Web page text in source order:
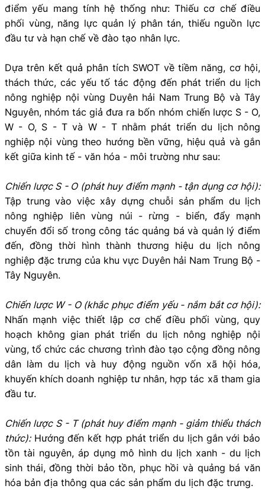
điểm yếu mang tính hệ thống như: Thiếu cơ chế điều
phối vùng, năng lực quản lý phân tán, thiếu nguồn lực
đầu tư và hạn chế về đào tạo nhân lực.
Dựa trên kết quả phân tích SWOT về tiềm năng, cơ hội,
thách thức, các yếu tố tác động đến phát triển du lịch
nông nghiệp nội vùng Duyên hải Nam Trung Bộ và Tây
Nguyên, nhóm tác giả đưa ra bốn nhóm chiến lược S - O,
W - O, S - T và W - T nhằm phát triển du lịch nông
nghiệp nội vùng theo hướng bền vững, hiệu quả và gắn
kết giữa kinh tế - văn hóa - môi trường như sau:
Chiến lược S - O (phát huy điểm mạnh - tận dụng cơ hội):
Tập trung vào việc xây dựng chuỗi sản phẩm du lịch
nông nghiệp liên vùng núi - rừng - biển, đẩy mạnh
chuyển đổi số trong công tác quảng bá và quản lý điểm
đến, đồng thời hình thành thương hiệu du lịch nông
nghiệp đặc trưng của khu vực Duyên hải Nam Trung Bộ -
Tây Nguyên.
Chiến lược W - O (khắc phục điểm yếu - nắm bắt cơ hội):
Nhấn mạnh việc thiết lập cơ chế điều phối vùng, quy
hoạch không gian phát triển du lịch nông nghiệp nội
vùng, tổ chức các chương trình đào tạo cộng đồng nông
dân làm du lịch và huy động nguồn vốn xã hội hóa,
khuyến khích doanh nghiệp tư nhân, hợp tác xã tham gia
đầu tư.
Chiến lược S - T (phát huy điểm mạnh - giảm thiểu thách
thức):Hướng đến kết hợp phát triển du lịch gắn với bảo
tồn tài nguyên, áp dụng mô hình du lịch xanh - du lịch
sinh thái, đồng thời bảo tồn, phục hồi và quảng bá văn
hóa bản địa thông qua các sản phẩm du lịch đặc trưng.